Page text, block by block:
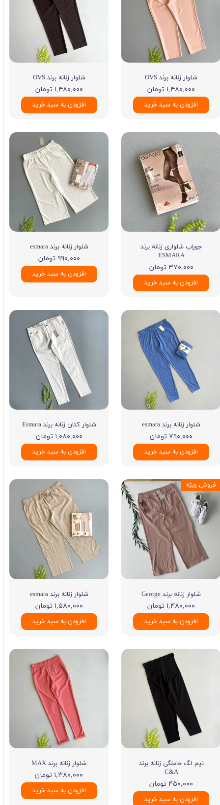
شلوار زنانه برند OVS
۱,۴۸۰,۰۰۰ تومان
افزودن به سبد خرید
شلوار زنانه برند OVS
۱,۴۸۰,۰۰۰ تومان
افزودن به سبد خرید
جوراب شلواری زنانه برند
ESMARA
۳۷۰,۰۰۰ تومان
افزودن به سبد خرید
شلوار زنانه برند esmara
۹۹۰,۰۰۰ تومان
افزودن به سبد خرید
شلوار زنانه برند esmara
۷۹۰,۰۰۰ تومان
افزودن به سبد خرید
شلوار کتان زنانه برند Esmara
۱,۰۸۰,۰۰۰ تومان
افزودن به سبد خرید
شلوار زنانه برند George
۱,۴۸۰,۰۰۰ تومان
افزودن به سبد خرید
فروش ویژه
شلوار زنانه برند esmara
۱,۵۸۰,۰۰۰ تومان
افزودن به سبد خرید
نیم لگ حاملگی زنانه برند
C&A
۴۵۰,۰۰۰ تومان
افزودن به سبد خرید
شلوار زنانه برند MAX
۱,۳۸۰,۰۰۰ تومان
افزودن به سبد خرید